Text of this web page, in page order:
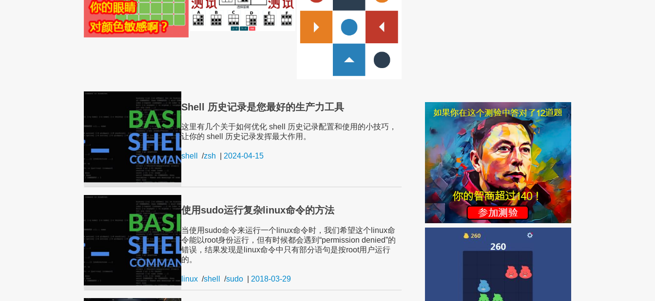
Shell 历史记录是您最好的生产力工具
这里有几个关于如何优化 shell 历史记录配置和使用的小技巧，
让你的 shell 历史记录发挥最大作用。
shell /zsh 2024-04-15
使用sudo运行复杂linux命令的方法
当使用sudo命令来运行一个linux命令时，我们希望这个linux命
令能以root身份运行，但有时候都会遇到“permission denied”的
错误，结果发现是linux命令中只有部分语句是按root用户运行
的。
linux /shell /sudo 2018-03-29